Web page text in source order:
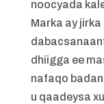
noocyada
Marka ay
dhiigga ee
nafaqo
u qaadeysa